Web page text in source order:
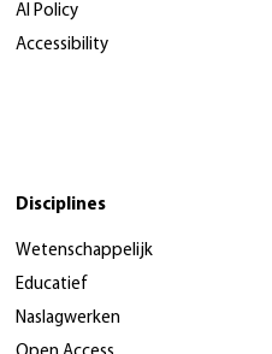
AI Policy
Accessibility
Disciplines
Wetenschappelijk
Educatief
Naslagwerken